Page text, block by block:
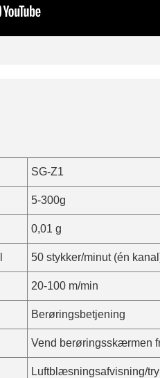
SG-Z1
5-300g
0,01 g
50 stykker/minut (én
20-100 m/min
Berøringsbetjening
Vend berøringsskærmen
Luftblæsningsafvisning/